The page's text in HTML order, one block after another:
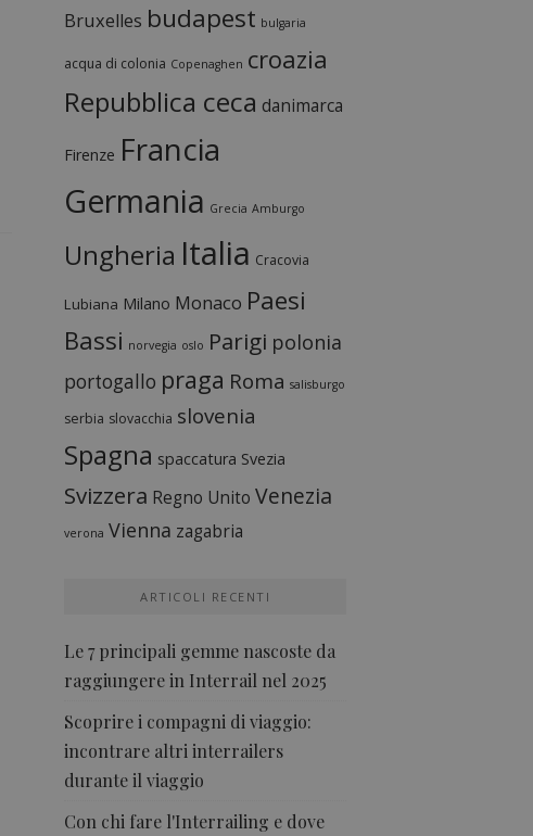
Bruxelles budapest bulgaria
acqua di colonia Copenaghen croazia
Repubblica ceca danimarca
Firenze Francia
Germania Grecia Amburgo
Ungheria Italia Cracovia
Lubiana Milano Monaco Paesi
Bassi norvegia oslo Parigi polonia
portogallo praga Roma salisburgo
serbia slovacchia slovenia
Spagna spaccatura Svezia
Svizzera Regno Unito Venezia
verona Vienna zagabria
ARTICOLI RECENTI
Le 7 principali gemme nascoste da
raggiungere in Interrail nel 2025
Scoprire i compagni di viaggio:
incontrare altri interrailers
durante il viaggio
Con chi fare l'Interrailing e dove